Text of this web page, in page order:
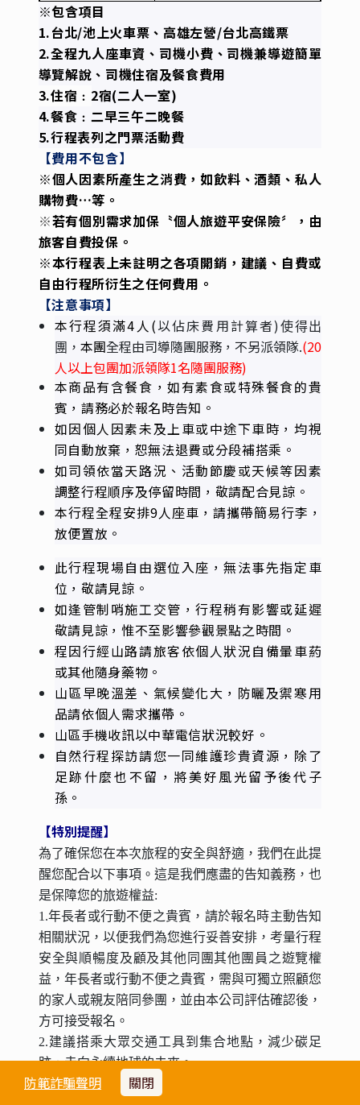
防範詐騙聲明 關閉
※包含項目
1.台北/池上火車票、高雄左營/台北高鐵票
2.全程九人座車資、司機小費、司機兼導遊簡單
導覽解說、司機住宿及餐食費用
3.住宿﹕2宿(二人一室)
4.餐食﹕二早三午二晚餐
5.行程表列之門票活動費
【費用不包含】
※個人因素所產生之消費，如飲料、酒類、私人
購物費…等。
※若有個別需求加保〝個人旅遊平安保險〞，由
旅客自費投保。
※本行程表上未註明之各項開銷，建議、自費或
自由行程所衍生之任何費用。
【注意事項】
本行程須滿4人(以佔床費用計算者)使得出
團， 本團全程由司導隨團服務，不另派領隊.(20
人以上包團加派領隊1名隨團服務)
本商品有含餐食，如有素食或特殊餐食的貴
賓，請務必於報名時告知。
如因個人因素未及上車或中途下車時，均視
同自動放棄，恕無法退費或分段補搭乘。
如司領依當天路況、活動節慶或天候等因素
調整行程順序及停留時間，敬請配合見諒。
本行程全程安排9人座車，請攜帶簡易行李，
放便置放。
此行程現場自由選位入座，無法事先指定車
位，敬請見諒。
如逢管制哨施工交管，行程稍有影響或延遲
敬請見諒，惟不至影響參觀景點之時間。
程因行經山路請旅客依個人狀況自備暈車葯
或其他隨身藥物。
山區早晚溫差、氣候變化大，防曬及禦寒用
品請依個人需求攜帶。
山區手機收訊以中華電信狀況較好。
自然行程探訪請您一同維護珍貴資源，除了
足跡什麼也不留，將美好風光留予後代子
孫。
【特別提醒】
為了確保您在本次旅程的安全與舒適，我們在此提
醒您配合以下事項。這是我們應盡的告知義務，也
是保障您的旅遊權益:
1.年長者或行動不便之貴賓，請於報名時主動告知
相關狀況，以便我們為您進行妥善安排，考量行程
安全與順暢度及顧及其他同團其他團員之遊覽權
益，年長者或行動不便之貴賓，需與可獨立照顧您
的家人或親友陪同參團，並由本公司評估確認後，
方可接受報名。
2.建議搭乘大眾交通工具到集合地點，減少碳足
跡，走向永續地球的未來。
3.為響應減碳節能，鼓勵用餐時優先使用非一次性